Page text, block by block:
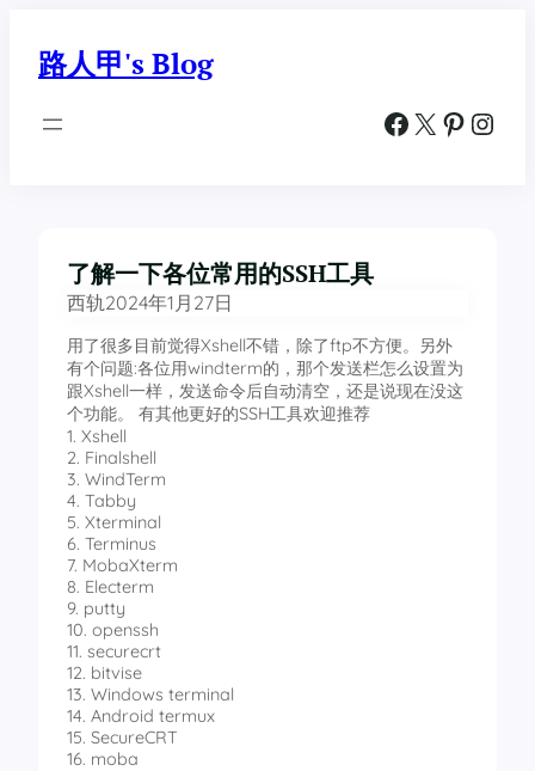
路人甲's Blog
Facebook X Pinterest Instagram
了解一下各位常用的SSH工具
西轨2024年1月27日
用了很多目前觉得Xshell不错，除了ftp不方便。另外
有个问题:各位用windterm的，那个发送栏怎么设置为
跟Xshell一样，发送命令后自动清空，还是说现在没这
个功能。 有其他更好的SSH工具欢迎推荐
1. Xshell
2. Finalshell
3. WindTerm
4. Tabby
5. Xterminal
6. Terminus
7. MobaXterm
8. Electerm
9. putty
10. openssh
11. securecrt
12. bitvise
13. Windows terminal
14. Android termux
15. SecureCRT
16. moba